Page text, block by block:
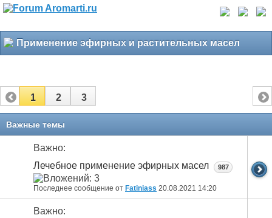
Применение эфирных и растительных масел
1 2 3
Важные темы
Важно:
Лечебное применение эфирных масел
Последнее сообщение от Fatiniass 20.08.2021 14:20
987
Важно: